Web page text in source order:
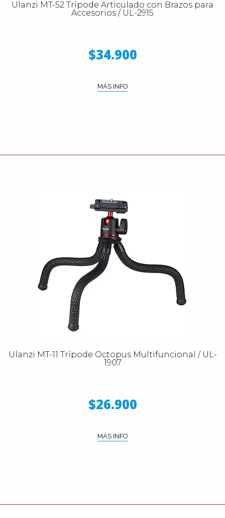
Ulanzi MT-52 Trípode Articulado con Brazos para
Accesorios / UL-2915
$34.900
MÁS INFO
Ulanzi MT-11 Trípode Octopus Multifuncional / UL-
1907
$26.900
MÁS INFO